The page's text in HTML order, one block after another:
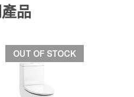
品
OUT OF STOCK